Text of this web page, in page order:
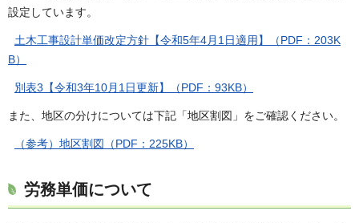
設定しています。
土木工事設計単価改定方針【令和5年4月1日適用】（PDF：203K
B）
別表3【令和3年10月1日更新】（PDF：93KB）
また、地区の分けについては下記「地区割図」をご確認ください。
（参考）地区割図（PDF：225KB）
労務単価について